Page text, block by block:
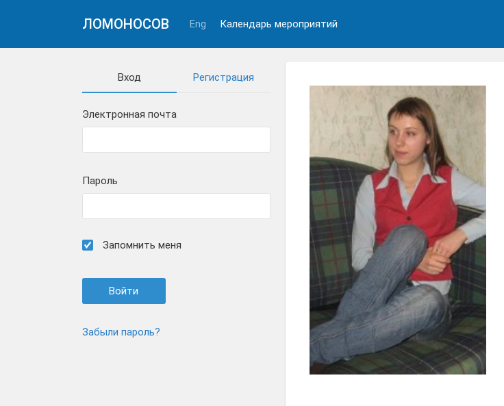
ЛОМОНОСОВ Eng Календарь мероприятий
Вход Регистрация
Электронная почта
Пароль
Запомнить меня
Забыли пароль?